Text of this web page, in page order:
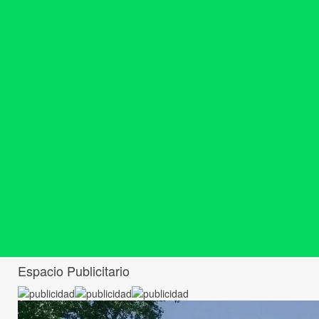
Espacio Publicitario